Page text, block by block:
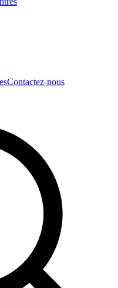
Contactez-nous